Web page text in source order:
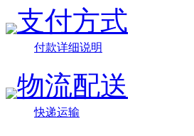
支付方式
付款详细说明
物流配送
快递运输